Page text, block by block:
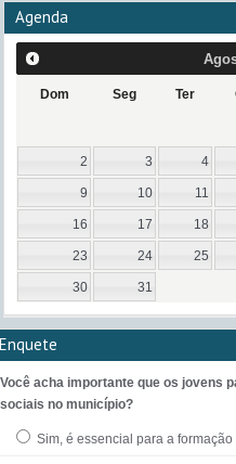
Agenda
Dom Seg Ter
2 3 4
9 10 11
16 17 18
23 24 25
30 31
Enquete
Você acha importante que os jovens
sociais no município?
Sim, é essencial para a